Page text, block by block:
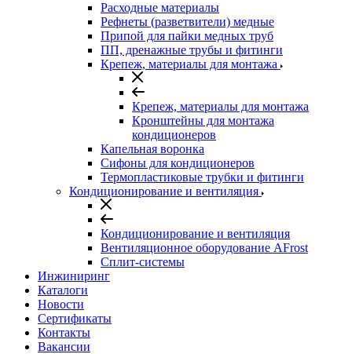
Расходные материалы
Рефнеты (разветвители) медные
Припой для пайки медных труб
ПП, дренажные трубы и фитинги
Крепеж, материалы для монтажа
Крепеж, материалы для монтажа
Кронштейны для монтажа
кондиционеров
Капельная воронка
Сифоны для кондиционеров
Термопластиковые трубки и фитинги
Кондиционирование и вентиляция
Кондиционирование и вентиляция
Вентиляционное оборудование AFrost
Сплит-системы
Инжиниринг
Каталоги
Новости
Сертификаты
Контакты
Вакансии